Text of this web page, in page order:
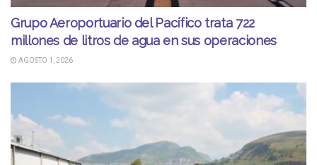
Grupo Aeroportuario del Pacífico trata 722
millones de litros de agua en sus operaciones
AGOSTO 1, 2026